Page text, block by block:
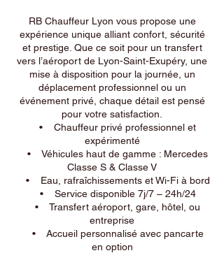
RB Chauffeur Lyon vous propose une
expérience unique alliant confort, sécurité
et prestige. Que ce soit pour un transfert
vers l’aéroport de Lyon-Saint-Exupéry, une
mise à disposition pour la journée, un
déplacement professionnel ou un
événement privé, chaque détail est pensé
pour votre satisfaction.
• Chauffeur privé professionnel et
expérimenté
• Véhicules haut de gamme : Mercedes
Classe S & Classe V
• Eau, rafraîchissements et Wi-Fi à bord
• Service disponible 7j/7 – 24h/24
• Transfert aéroport, gare, hôtel, ou
entreprise
• Accueil personnalisé avec pancarte
en option